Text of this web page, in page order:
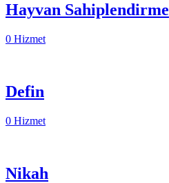
Hayvan Sahiplendirme
0 Hizmet
Defin
0 Hizmet
Nikah